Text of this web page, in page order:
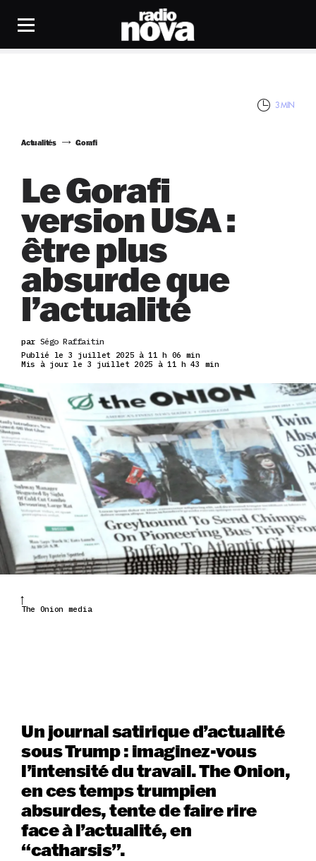
Actualités Gorafi
3 MIN
Le Gorafi
version USA :
être plus
absurde que
l’actualité
par Ségo Raffaitin
Publié le 3 juillet 2025 à 11 h 06 min
Mis à jour le 3 juillet 2025 à 11 h 43 min
The Onion media
Un journal satirique d’actualité
sous Trump : imaginez-vous
l’intensité du travail. The Onion,
en ces temps trumpien
absurdes, tente de faire rire
face à l’actualité, en
“catharsis”.